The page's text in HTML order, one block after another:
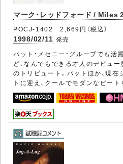
マーク・レッドフォード / Miles
POCJ-1402 2,669円（税込）
1998/02/11 発売
パット・メセニー・グループでも活
ど、なんでもできる才人のデビュー
のトリビュート。パットほか、現
トに迎え、クールでモダンなビー